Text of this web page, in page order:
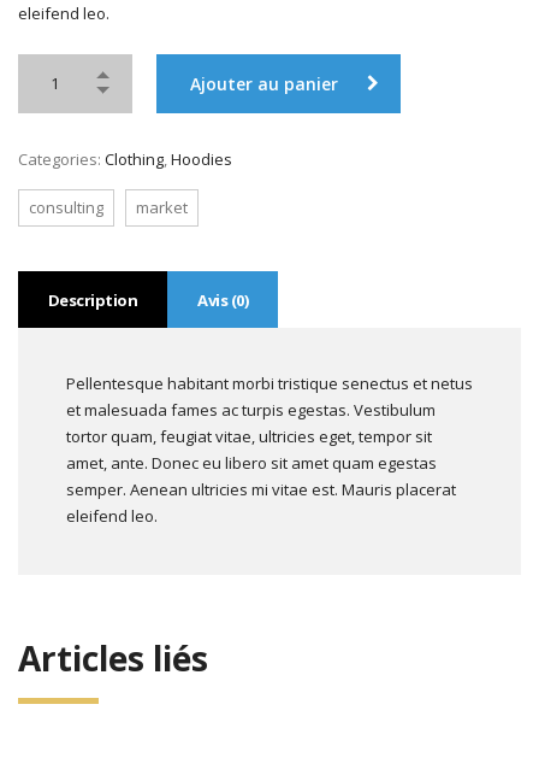
eleifend leo.
Ajouter au panier
Categories: Clothing,Hoodies
consulting market
Description Avis (0)
Pellentesque habitant morbi tristique senectus et netus
et malesuada fames ac turpis egestas. Vestibulum
tortor quam, feugiat vitae, ultricies eget, tempor sit
amet, ante. Donec eu libero sit amet quam egestas
semper. Aenean ultricies mi vitae est. Mauris placerat
eleifend leo.
Articles liés